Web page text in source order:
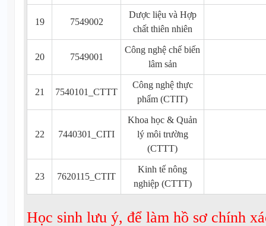
19 7549002
Dược liệu và Hợp
chất thiên nhiên
20 7549001
Công nghệ chế biến
lâm sản
21 7540101_CTTT
Công nghệ thực
phẩm (CTIT)
22 7440301_CITI
Khoa học & Quản
lý môi trường
(CTTT)
23 7620115_CTIT
Kinh tế nông
nghiệp (CTTT)
Học sinh lưu ý, để làm hồ sơ chính